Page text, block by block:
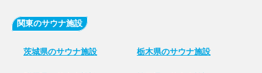
関東のサウナ施設
茨城県のサウナ施設 栃木県のサウナ施設